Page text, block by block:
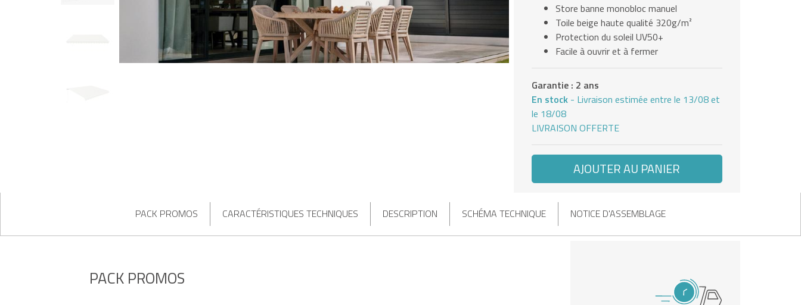
Store banne monobloc manuel
Toile beige haute qualité 320g/m²
Protection du soleil UV50+
Facile à ouvrir et à fermer
Garantie : 2 ans
En stock - Livraison estimée entre le 13/08 et
le 18/08
LIVRAISON OFFERTE
AJOUTER AU PANIER
PACK PROMOS CARACTÉRISTIQUES TECHNIQUES DESCRIPTION SCHÉMA TECHNIQUE NOTICE D'ASSEMBLAGE
PACK PROMOS